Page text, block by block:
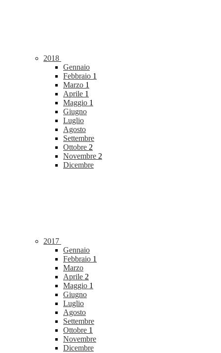
2018
Gennaio
Febbraio 1
Marzo 1
Aprile 1
Maggio 1
Giugno
Luglio
Agosto
Settembre
Ottobre 2
Novembre 2
Dicembre
2017
Gennaio
Febbraio 1
Marzo
Aprile 2
Maggio 1
Giugno
Luglio
Agosto
Settembre
Ottobre 1
Novembre
Dicembre